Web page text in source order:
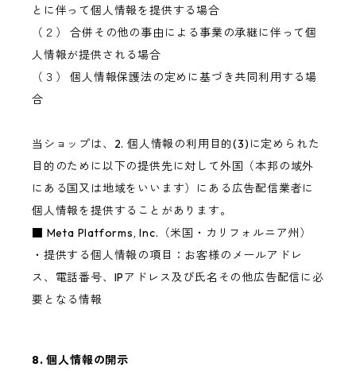
とに伴って個人情報を提供する場合
（２） 合併その他の事由による事業の承継に伴って個
人情報が提供される場合
（３） 個人情報保護法の定めに基づき共同利用する場
合
当ショップは、2. 個人情報の利用目的(3)に定められた
目的のために以下の提供先に対して外国（本邦の域外
にある国又は地域をいいます）にある広告配信業者に
個人情報を提供することがあります。
■ Meta Platforms, Inc.（米国・カリフォルニア州）
・提供する個人情報の項目：お客様のメールアドレ
ス、電話番号、IPアドレス及び氏名その他広告配信に必
要となる情報
8. 個人情報の開示